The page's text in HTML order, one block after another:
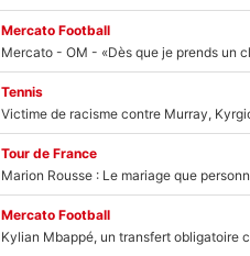
Mercato Football
Tennis
Tour de France
Marion Rousse : Le mariage que
Mercato Football
Kylian Mbappé, un transfert obligatoire